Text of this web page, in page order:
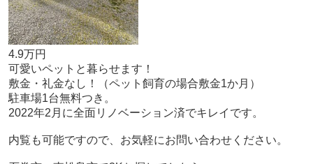
4.9万円
可愛いペットと暮らせます！
敷金・礼金なし！（ペット飼育の場合敷金1か月）
駐車場1台無料つき。
2022年2月に全面リノベーション済でキレイです。
内覧も可能ですので、お気軽にお問い合わせください。